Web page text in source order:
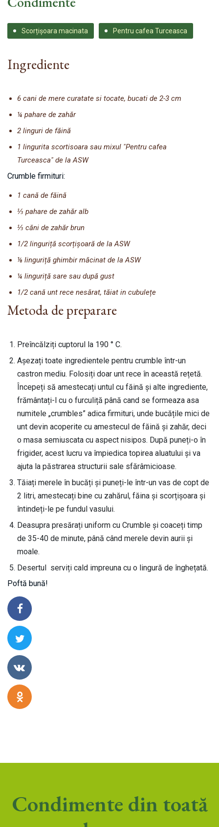
Scorțișoara macinata Pentru cafea Turceasca
Ingrediente
6 cani de mere curatate si tocate, bucati de 2-3 cm
¼ pahare de zahăr
2 linguri de făină
1 lingurita scortisoara sau mixul "Pentru cafea
Turceasca" de la ASW
Crumble firmituri:
1 cană de făină
⅓ pahare de zahăr alb
⅓ căni de zahăr brun
1/2 linguriță scorțișoară de la ASW
⅛ linguriță ghimbir măcinat de la ASW
¼ linguriță sare sau după gust
1/2 cană unt rece nesărat, tăiat in cubulețe
Metoda de preparare
Preîncălziți cuptorul la 190 ° C.
Așezați toate ingredientele pentru crumble într-un
castron mediu. Folosiți doar unt rece în această rețetă.
Începeți să amestecați untul cu făină și alte ingrediente,
frământați-l cu o furculiță până cand se formeaza asa
numitele „crumbles” adica firmituri, unde bucățile mici de
unt devin acoperite cu amestecul de făină și zahăr, deci
o masa semiuscata cu aspect nisipos. După puneți-o în
frigider, acest lucru va împiedica topirea aluatului și va
ajuta la păstrarea structurii sale sfărâmicioase.
Tăiați merele în bucăți și puneți-le într-un vas de copt de
2 litri, amestecați bine cu zahărul, făina și scorțișoara și
întindeți-le pe fundul vasului.
Deasupra presărați uniform cu Crumble și coaceți timp
de 35-40 de minute, până când merele devin aurii și
moale.
Desertul serviți cald impreuna cu o lingură de înghețată.
Poftă bună!
Condimente din toată